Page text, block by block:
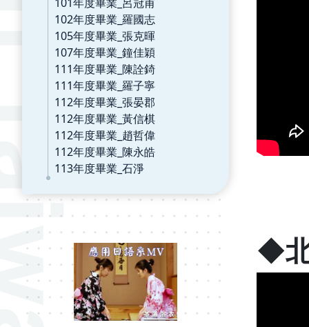
102年度畢業_羅國志
105年度畢業_張克暉
107年度畢業_鐘佳穎
111年度畢業_陳詮錡
111年度畢業_羅子寧
112年度畢業_張晏郡
112年度畢業_黃信棋
112年度畢業_趙哲偉
112年度畢業_陳永皓
113年度畢業_石淨
◆